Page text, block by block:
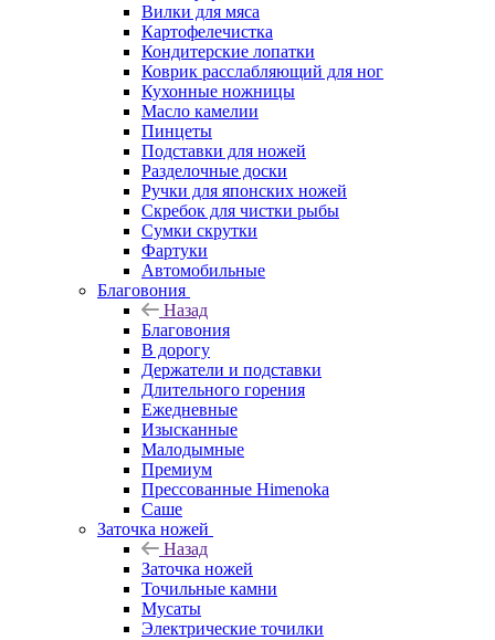
Вилки для мяса
Картофелечистка
Кондитерские лопатки
Коврик расслабляющий для ног
Кухонные ножницы
Масло камелии
Пинцеты
Подставки для ножей
Разделочные доски
Ручки для японских ножей
Скребок для чистки рыбы
Сумки скрутки
Фартуки
Автомобильные
Благовония
Назад
Благовония
В дорогу
Держатели и подставки
Длительного горения
Ежедневные
Изысканные
Малодымные
Премиум
Прессованные Himenoka
Саше
Заточка ножей
Назад
Заточка ножей
Точильные камни
Мусаты
Электрические точилки